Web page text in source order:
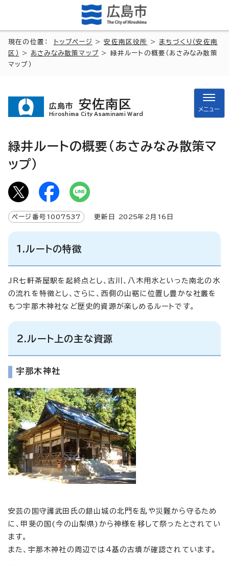
現在の位置： トップページ >安佐南区役所 > まちづくり（安佐南
区）
> あさみなみ散策マップ > 緑井ルートの概要（あさみなみ散策
マップ）
広島市 安佐南区
Hiroshima City Asaminami Ward
メニュー
緑井ルートの概要（あさみなみ散策マ
ップ）
ページ番号 1007537 更新日 2025年2月 16 日
1.ルートの特徴
JR七軒茶屋駅を起終点とし、古川、八木用水といった南北の水
の流れを特徴とし、さらに、西側の山裾に位置し豊かな社叢を
もつ宇那木神社など歴史的資源が楽しめるルートです。
2.ルート上の主な資源
宇那木神社
安芸の国守護武田氏の銀山城の北門を乱や災難から守るため
に、甲斐の国(今の山梨県)から神様を移して祭ったとされてい
ます。
また、宇那木神社の周辺では4基の古墳が確認されています。